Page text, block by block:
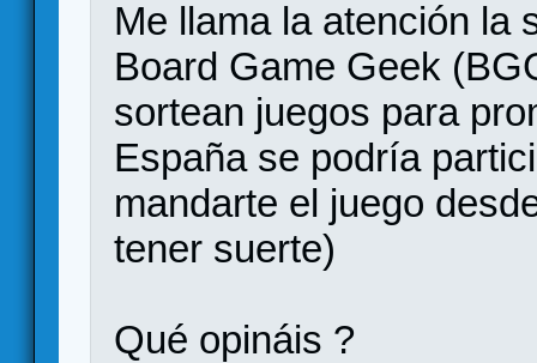
Me llama la atención la
Board Game Geek
sortean juegos para
España se podría
mandarte el juego
tener suerte)
Qué opináis ?